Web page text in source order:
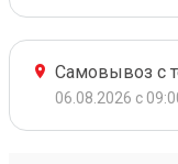
Самовывоз с
06.08.2026 с